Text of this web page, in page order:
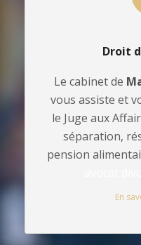
Droit
Le cabinet de
vous assiste et
le Juge aux
séparation,
pension
En